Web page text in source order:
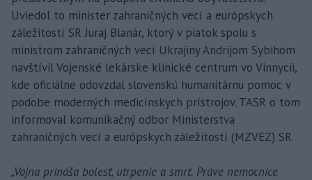
Uviedol to minister zahraničných vecí a európskych
záležitostí SR Juraj Blanár, ktorý v piatok spolu s
ministrom zahraničných vecí Ukrajiny Andrijom Sybihom
navštívil Vojenské lekárske klinické centrum vo Vinnycii,
kde oficiálne odovzdal slovenskú humanitárnu pomoc v
podobe moderných medicínskych prístrojov. TASR o tom
informoval komunikačný odbor Ministerstva
zahraničných vecí a európskych záležitostí (MZVEZ) SR.
„Vojna prináša bolesť, utrpenie a smrť. Práve nemocnice